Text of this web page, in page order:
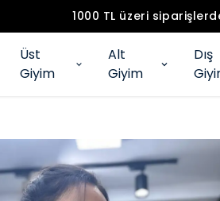
1000 TL üzeri
Üst
Giyim
Alt
Giyim
Dış